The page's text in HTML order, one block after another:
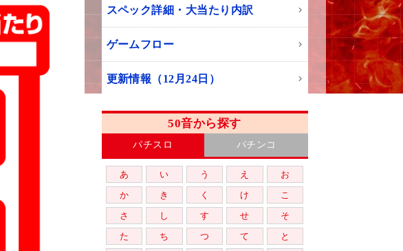
スペック詳細・大当たり内訳
ゲームフロー
更新情報（12月24日）
50音から探す
パチスロ パチンコ
あ い う え
お
か
き く け
こ
さ
し す せ
そ
た
ち つ て
と